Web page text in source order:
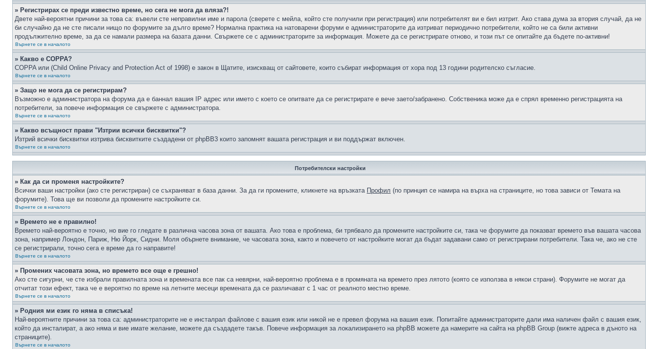
» Регистрирах се преди известно време, но сега не мога да вляза?!
Двете най-вероятни причини за това са: въвели сте неправилни име и парола (сверете с мейла, който сте получили при регистрация) или потребителят ви е бил изтрит. Ако става дума за втория случай, да не
би случайно да не сте писали нищо по форумите за дълго време? Нормална практика на натоварени форуми е администраторите да изтриват периодично потребители, който не са били активни
продължително време, за да се намали размера на базата данни. Свържете се с администраторите за информация. Можете да се регистрирате отново, и този път се опитайте да бъдете по-активни!
Върнете се в началото
» Какво е COPPA?
COPPA или (Child Online Privacy and Protection Act of 1998) е закон в Щатите, изискващ от сайтовете, които събират информация от хора под 13 години родителско съгласие.
Върнете се в началото
» Защо не мога да се регистрирам?
Възможно е администратора на форума да е баннал вашия IP адрес или името с което се опитвате да се регистрирате е вече заето/забранено. Собственика може да е спрял временно регистрацията на
потребители, за повече информация се свържете с администратора.
Върнете се в началото
» Какво всъщност прави "Изтрии всички бисквитки"?
Изтрий всички бисквитки изтрива бисквитките създадени от phpBB3 които запомнят вашата регистрация и ви поддържат включен.
Върнете се в началото
Потребителски настройки
» Как да си променя настройките?
Всички ваши настройки (ако сте регистриран) се съхраняват в база данни. За да ги промените, кликнете на връзката Профил (по принцип се намира на върха на страниците, но това зависи от Темата на
форумите). Това ще ви позволи да промените настройките си.
Върнете се в началото
» Времето не е правилно!
Времето най-вероятно е точно, но вие го гледате в различна часова зона от вашата. Ако това е проблема, би трябвало да промените настройките си, така че форумите да показват времето във вашата часова
зона, например Лондон, Париж, Ню Йорк, Сидни. Моля обърнете внимание, че часовата зона, както и повечето от настройките могат да бъдат задавани само от регистрирани потребители. Така че, ако не сте
се регистрирали, точно сега е време да го направите!
Върнете се в началото
» Промених часовата зона, но времето все още е грешно!
Ако сте сигурни, че сте избрали правилната зона и времената все пак са невярни, най-вероятно проблема е в промяната на времето през лятото (която се използва в някои страни). Форумите не могат да
отчитат този ефект, така че е вероятно по време на летните месеци времената да се различават с 1 час от реалното местно време.
Върнете се в началото
» Родния ми език го няма в списъка!
Най-вероятните причини за това са: администраторите не е инсталрал файлове с вашия език или никой не е превел форума на вашия език. Попитайте администраторите дали има наличен файл с вашия език,
който да инсталират, а ако няма и вие имате желание, можете да създадете такъв. Повече информация за локализирането на phpBB можете да намерите на сайта на phpBB Group (вижте адреса в дъното на
страниците).
Върнете се в началото